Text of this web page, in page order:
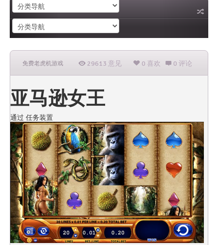
免费老虎机游戏 29613 意见 0 喜欢 0 评论
亚马逊女王
通过 任务装置